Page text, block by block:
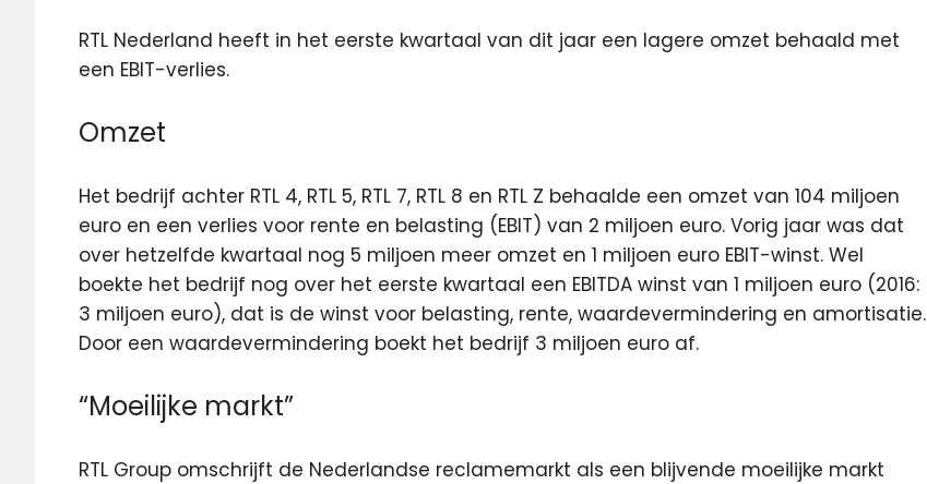
RTL Nederland heeft in het eerste kwartaal van dit jaar een lagere omzet behaald met
een EBIT-verlies.
Omzet
Het bedrijf achter RTL 4, RTL 5, RTL 7, RTL 8 en RTL Z behaalde een omzet van 104 miljoen
euro en een verlies voor rente en belasting (EBIT) van 2 miljoen euro. Vorig jaar was dat
over hetzelfde kwartaal nog 5 miljoen meer omzet en 1 miljoen euro EBIT-winst. Wel
boekte het bedrijf nog over het eerste kwartaal een EBITDA winst van 1 miljoen euro (2016:
3 miljoen euro), dat is de winst voor belasting, rente, waardevermindering en amortisatie.
Door een waardevermindering boekt het bedrijf 3 miljoen euro af.
“Moeilijke markt”
RTL Group omschrijft de Nederlandse reclamemarkt als een blijvende moeilijke markt